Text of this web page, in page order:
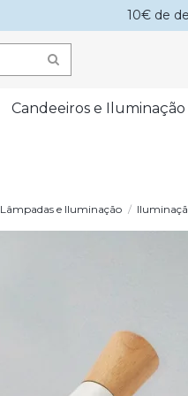
10€ de
Candeeiros e Iluminação
Lâmpadas e Iluminação